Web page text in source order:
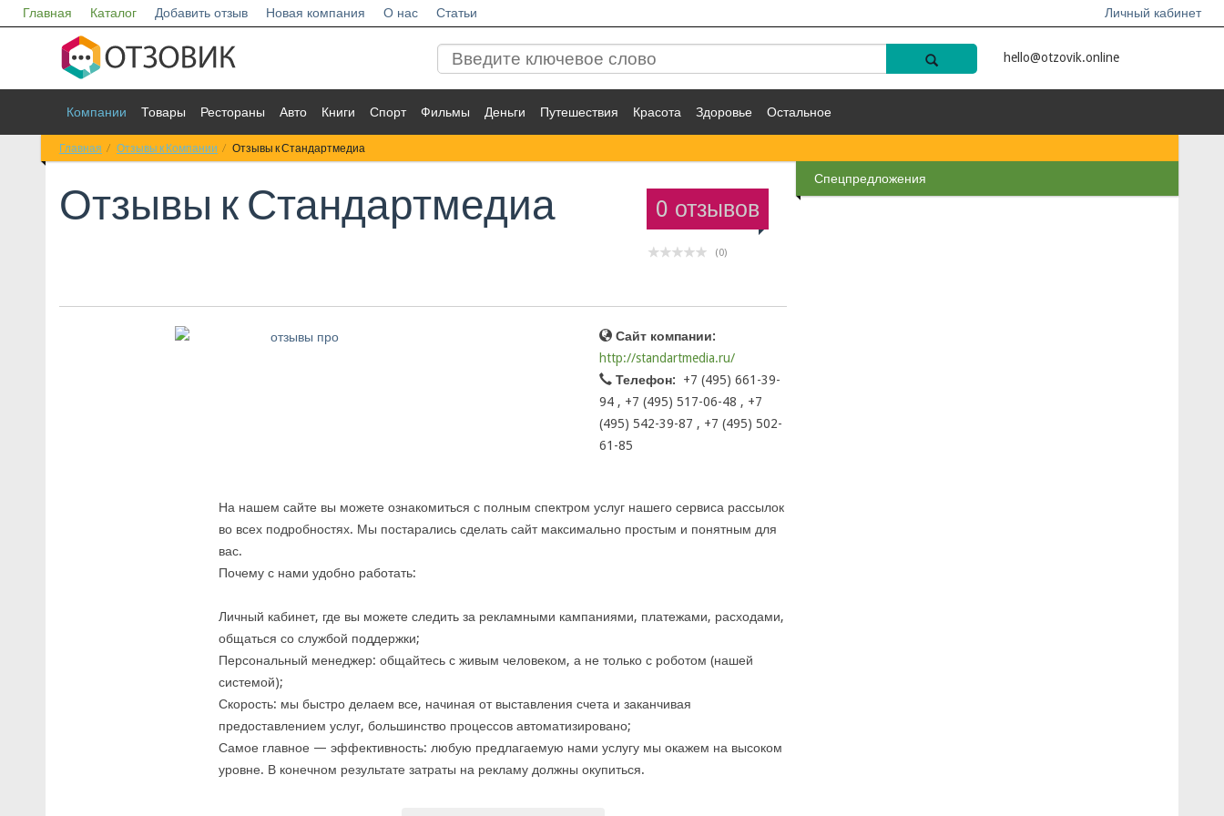
Главная Каталог Добавить отзыв Новая компания О нас Статьи Личный кабинет
hello@otzovik.online
Компании Товары Рестораны Авто Книги Спорт Фильмы Деньги Путешествия Красота Здоровье Остальное
Главная Отзывы к Компании Отзывы к Стандартмедиа
0 отзывов
(0)
Отзывы к Стандартмедиа
Сайт компании:
http://standartmedia.ru/
Телефон:
+7 (495) 661-39-
94 , +7 (495) 517-06-48 , +7
(495) 542-39-87 , +7 (495) 502-
61-85
На нашем сайте вы можете ознакомиться с полным спектром услуг нашего сервиса рассылок
во всех подробностях. Мы постарались сделать сайт максимально простым и понятным для
вас.
Почему с нами удобно работать:
Личный кабинет, где вы можете следить за рекламными кампаниями, платежами, расходами,
общаться со службой поддержки;
Персональный менеджер: общайтесь с живым человеком, а не только с роботом (нашей
системой);
Скорость: мы быстро делаем все, начиная от выставления счета и заканчивая
предоставлением услуг, большинство процессов автоматизировано;
Самое главное — эффективность: любую предлагаемую нами услугу мы окажем на высоком
уровне. В конечном результате затраты на рекламу должны окупиться.
Спецпредложения